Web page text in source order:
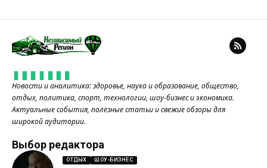
Новости и аналитика: здоровье, наука и образование, общество,
отдых, политика, спорт, технологии, шоу-бизнес и экономика.
Актуальные события, полезные статьи и свежие обзоры для
широкой аудитории.
Выбор редактора
ОТДЫХ ШОУ-БИЗНЕС